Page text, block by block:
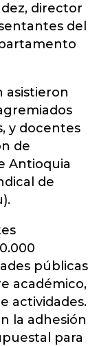
director
del
asistieron
y docentes
de
Antioquia
de
públicas
académico,
actividades.
la adhesión
para